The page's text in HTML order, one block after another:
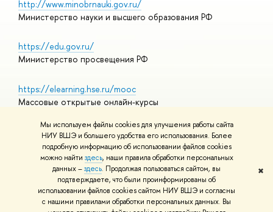
Мы используем файлы cookies для улучшения работы сайта
НИУ ВШЭ и большего удобства его использования. Более
подробную информацию об использовании файлов cookies
можно найти здесь, наши правила обработки персональных
данных –здесь. Продолжая пользоваться сайтом, вы
подтверждаете, что были проинформированы об
использовании файлов cookies сайтом НИУ ВШЭ и согласны
с нашими правилами обработки персональных данных. Вы
✖
http://www.minobrnauki.gov.ru/
Министерство науки и высшего образования РФ
https://edu.gov.ru/
Министерство просвещения РФ
https://elearning.hse.ru/mooc
Массовые открытые онлайн-курсы
© НИУ ВШЭ 1993–2026
Адреса и контакты
Условия использования материалов
Политика конфиденциальности
Правила применения рекомендательных технологий в НИУ ВШЭ